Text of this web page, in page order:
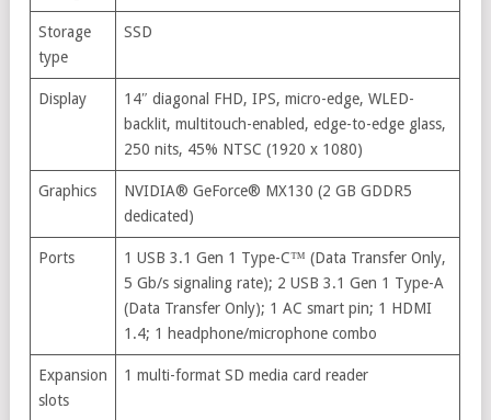
Storage
type
SSD
Display
14″ diagonal FHD, IPS, micro-edge, WLED-
backlit, multitouch-enabled, edge-to-edge glass,
250 nits, 45% NTSC (1920 x 1080)
Graphics
NVIDIA® GeForce® MX130 (2 GB GDDR5
dedicated)
Ports
1 USB 3.1 Gen 1 Type-C™ (Data Transfer Only,
5 Gb/s signaling rate); 2 USB 3.1 Gen 1 Type-A
(Data Transfer Only); 1 AC smart pin; 1 HDMI
1.4; 1 headphone/microphone combo
Expansion
slots
1 multi-format SD media card reader